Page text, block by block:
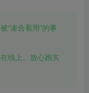
“凑合着用”的事
线上、放心跑实